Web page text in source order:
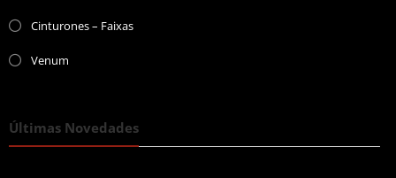
Cinturones – Faixas
Venum
Últimas Novedades